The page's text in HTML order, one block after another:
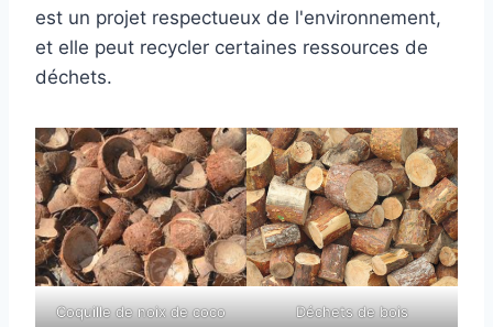
est un projet respectueux de l'environnement,
et elle peut recycler certaines ressources de
déchets.
Coquille de noix de coco Déchets de bois